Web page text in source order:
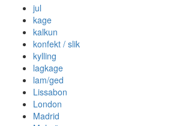
jul
kage
kalkun
konfekt / slik
kylling
lagkage
lam/ged
Lissabon
London
Madrid